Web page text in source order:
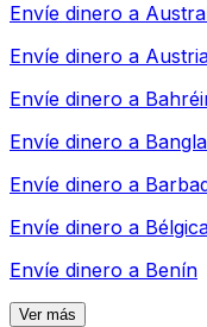
Envíe dinero a
Envíe dinero a
Envíe dinero a
Envíe dinero a
Envíe dinero a
Envíe dinero a
Envíe dinero a Benín
Ver más